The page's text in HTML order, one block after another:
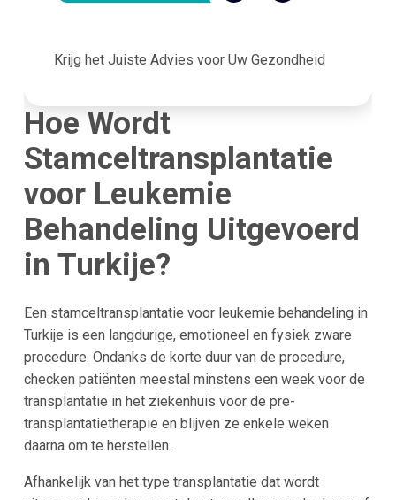
Krijg het Juiste Advies voor Uw Gezondheid
Hoe Wordt
Stamceltransplantatie
voor Leukemie
Behandeling Uitgevoerd
in Turkije?
Een stamceltransplantatie voor leukemie behandeling in
Turkije is een langdurige, emotioneel en fysiek zware
procedure. Ondanks de korte duur van de procedure,
checken patiënten meestal minstens een week voor de
transplantatie in het ziekenhuis voor de pre-
transplantatietherapie en blijven ze enkele weken
daarna om te herstellen.
Afhankelijk van het type transplantatie dat wordt